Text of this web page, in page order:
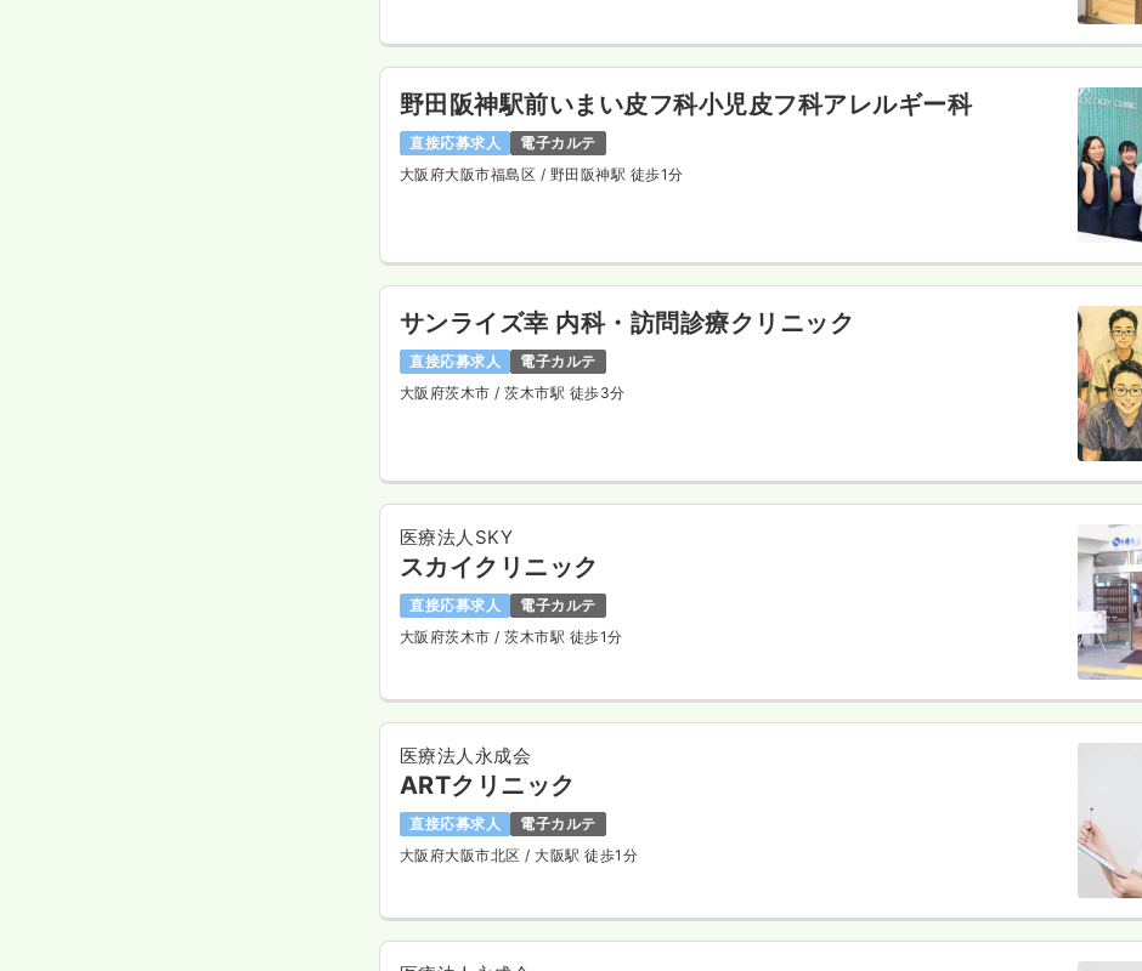
野田阪神駅前いまい皮フ科小児皮フ科アレルギー科
直接応募求人
電子カルテ
大阪府大阪市福島区 / 野田阪神駅 徒歩1分
サンライズ幸 内科・訪問診療クリニック
直接応募求人
電子カルテ
大阪府茨木市/ 茨木市駅 徒歩3分
医療法人SKY
スカイクリニック
直接応募求人
電子カルテ
大阪府茨木市/ 茨木市駅 徒歩1分
医療法人永成会
ARTクリニック
直接応募求人
電子カルテ
大阪府大阪市北区/ 大阪駅 徒歩1分